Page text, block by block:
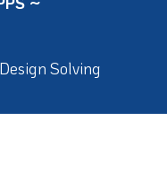
Design Solving